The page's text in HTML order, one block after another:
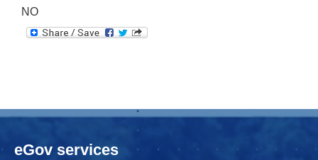
NO
eGov services